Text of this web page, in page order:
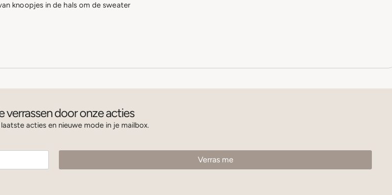
knoopjes in de hals om de sweater
verrassen door onze acties
acties en nieuwe mode in je mailbox.